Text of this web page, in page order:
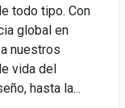
todo tipo. Con
global en
nuestros
vida del
hasta la...